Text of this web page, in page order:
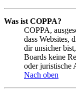
Was ist COPPA?
COPPA,
dass Websites,
dir unsicher
Boards keine
oder juristische
Nach oben